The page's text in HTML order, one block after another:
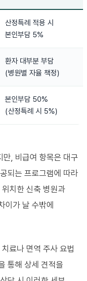
산정특례 적용 시
본인부담 5%
환자 대부분 부담
(병원별 자율 책정)
본인부담 50%
(산정특례 시 5%)
, 비급여 항목은 대구
되는 프로그램에 따라
치한 신축 병원과
이가 날 수밖에
료나 면역 주사 요법
통해 상세 견적을